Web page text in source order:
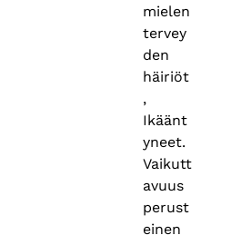
mielen
tervey
den
häiriöt
,
Ikäänt
yneet.
Vaikutt
avuus
perust
einen